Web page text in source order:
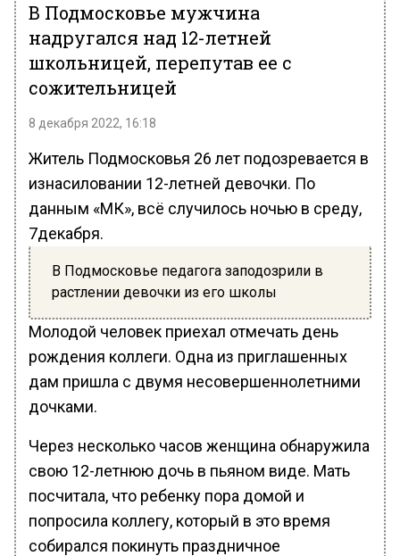
В Подмосковье мужчина
надругался над 12-летней
школьницей, перепутав ее с
сожительницей
8 декабря 2022, 16:18
Житель Подмосковья 26 лет подозревается в
изнасиловании 12-летней девочки. По
данным «МК», всё случилось ночью в среду,
7декабря.
В Подмосковье педагога заподозрили в
растлении девочки из его школы
Молодой человек приехал отмечать день
рождения коллеги. Одна из приглашенных
дам пришла с двумя несовершеннолетними
дочками.
Через несколько часов женщина обнаружила
свою 12-летнюю дочь в пьяном виде. Мать
посчитала, что ребенку пора домой и
попросила коллегу, который в это время
собирался покинуть праздничное